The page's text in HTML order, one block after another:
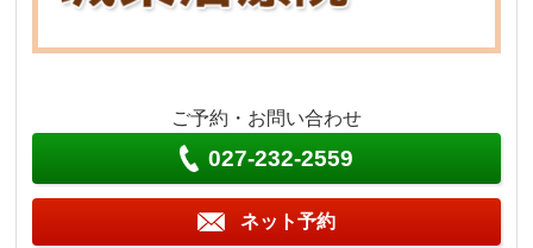
ご予約・お問い合わせ
027-232-2559
ネット予約